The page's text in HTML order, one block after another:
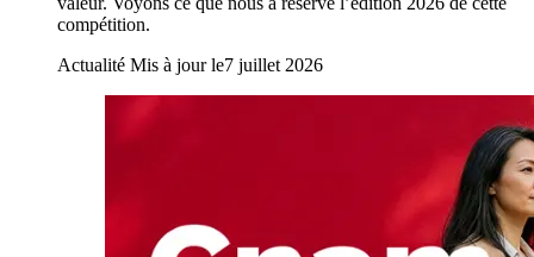
compétition.
Actualité Mis à jour le7 juillet 2026